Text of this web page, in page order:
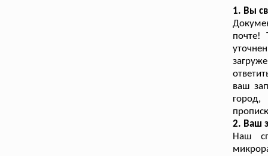
1. Вы
почте!
ваш
город,
2. Ваш
Наш